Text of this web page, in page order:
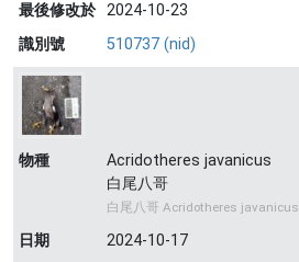
最後修改於 2024-10-23
識別號
510737 (nid)
物種
Acridotheres javanicus
白尾八哥
白尾八哥 Acridotheres javanicus
日期
2024-10-17